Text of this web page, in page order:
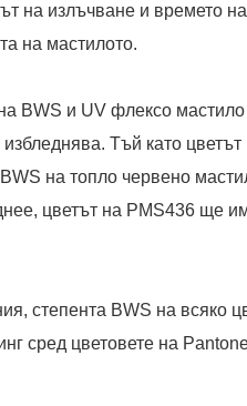
на излъчване и времето
на мастилото.
BWS и UV флексо
Тъй като
на топло червено
цветът на PMS436 ще
степента BWS на всяко
сред цветовете на